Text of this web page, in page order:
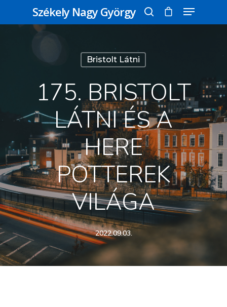
Üss egy entert a kereséshez, vagy nyomd
meg az ESC gombot a bezáráshoz
Székely Nagy György
Bristolt Látni
175. BRISTOLT
LÁTNI ÉS A
HERE
POTTEREK
VILÁGA
2022.09.03.